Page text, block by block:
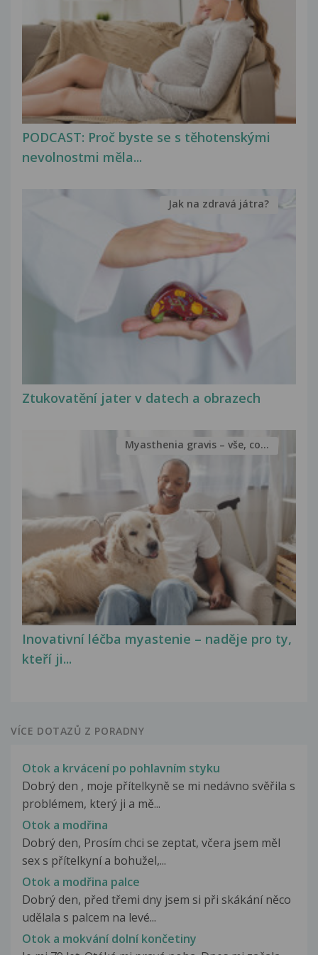
PODCAST: Proč byste se s těhotenskými
nevolnostmi měla...
Ztukovatění jater v datech a obrazech
Jak na zdravá játra?
Inovativní léčba myastenie – naděje pro ty,
kteří ji...
Myasthenia gravis – vše, co...
VÍCE DOTAZŮ Z PORADNY
Otok a krvácení po pohlavním styku
Dobrý den , moje přítelkyně se mi nedávno svěřila s
problémem, který ji a mě...
Otok a modřina
Dobrý den, Prosím chci se zeptat, včera jsem měl
sex s přítelkyní a bohužel,...
Otok a modřina palce
Dobrý den, před třemi dny jsem si při skákání něco
udělala s palcem na levé...
Otok a mokvání dolní končetiny